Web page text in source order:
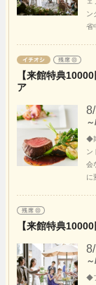
ン
省
【来館特典
ア
◆
ン
会
に
【来館特典
◆